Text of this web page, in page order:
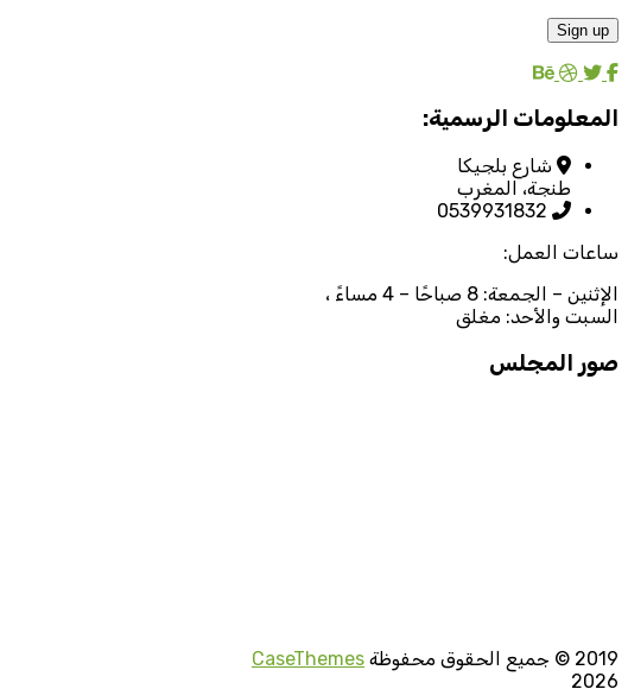
المعلومات الرسمية:
شارع بلجيكا
طنجة، المغرب
0539931832
ساعات العمل:
الإثنين – الجمعة: 8 صباحًا – 4 مساءً ،
السبت والأحد: مغلق
صور المجلس
2019 © جميع الحقوق محفوظة CaseThemes
2026